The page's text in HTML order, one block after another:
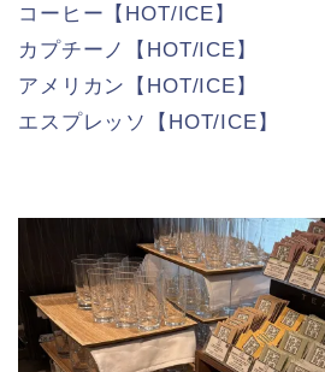
コーヒー【HOT/ICE】
カプチーノ【HOT/ICE】
アメリカン【HOT/ICE】
エスプレッソ【HOT/ICE】